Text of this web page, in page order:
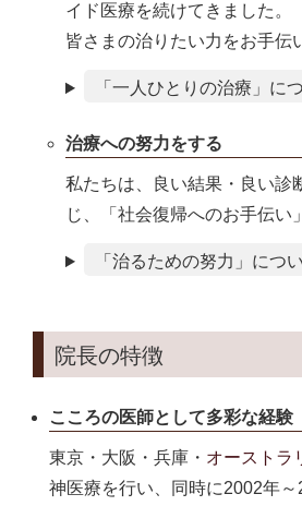
イド医療を続けてきました。
皆さまの治りたい力をお手伝
「一人ひとりの治療」に
治療への努力をする
私たちは、良い結果・良い診
じ、「社会復帰へのお手伝い
「治るための努力」につ
院長の特徴
こころの医師として多彩な経験
東京・大阪・兵庫・ オーストラ
神医療を行い、同時に2002年～